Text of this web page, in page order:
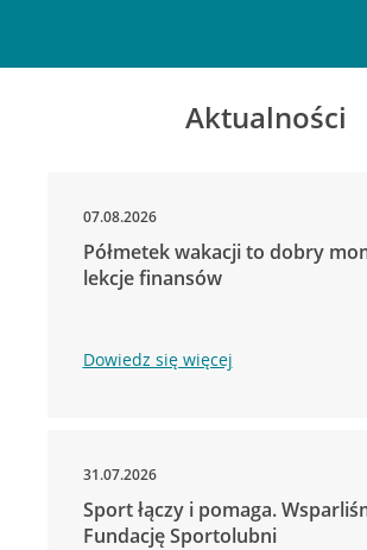
Aktualności
07.08.2026
Półmetek wakacji to dobry
lekcje finansów
Dowiedz się więcej
31.07.2026
Sport łączy i pomaga.
Fundację Sportolubni